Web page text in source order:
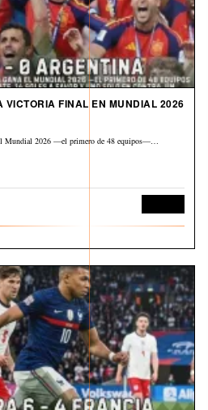
VICTORIA FINAL EN MUNDIAL 2026
el Mundial 2026 —el primero de 48 equipos—…